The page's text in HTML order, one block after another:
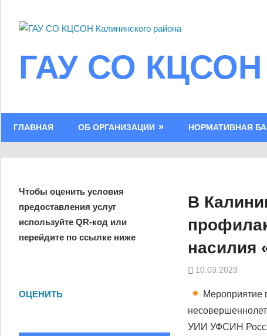
ГАУ СО КЦСОН
ГЛАВНАЯ ОБ ОРГАНИЗАЦИИ НОРМАТИВНАЯ
В
насилия
10.03.2023
Мероприятие
УИИ УФСИН
Чтобы оценить условия
предоставления услуг
используйте QR-код или
перейдите по ссылке ниже
ОЦЕНИТЬ